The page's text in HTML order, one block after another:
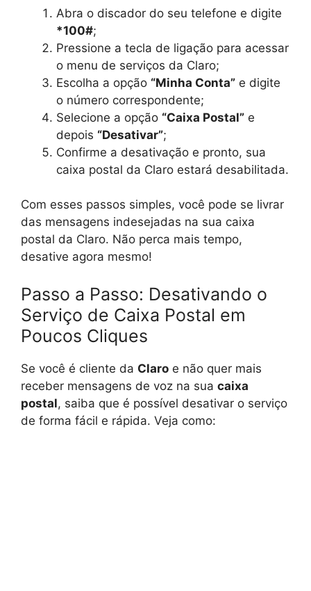
Abra o discador do seu telefone e digite
*100#;
Pressione a tecla de ligação para acessar
o menu de serviços da Claro;
Escolha a opção “Minha Conta” e digite
o número correspondente;
Selecione a opção “Caixa Postal” e
depois “Desativar”;
Confirme a desativação e pronto, sua
caixa postal da Claro estará desabilitada.
Com esses passos simples, você pode se livrar
das mensagens indesejadas na sua caixa
postal da Claro. Não perca mais tempo,
desative agora mesmo!
Passo a Passo: Desativando o
Serviço de Caixa Postal em
Poucos Cliques
Se você é cliente da Claro e não quer mais
receber mensagens de voz na sua caixa
postal, saiba que é possível desativar o serviço
de forma fácil e rápida. Veja como: